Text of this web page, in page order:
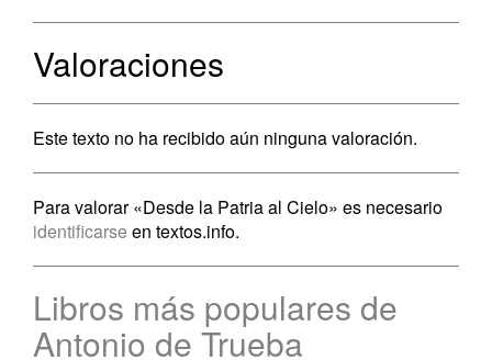
Valoraciones
Este texto no ha recibido aún ninguna valoración.
Para valorar «Desde la Patria al Cielo» es necesario
identificarse en textos.info.
Libros más populares de
Antonio de Trueba